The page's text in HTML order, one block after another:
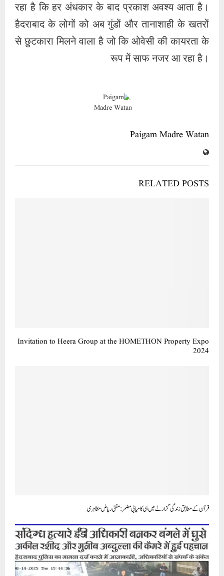
रहा है कि हर अंधकार के बाद प्रकाश अवश्य आता है।
हैदराबाद के लोगों को अब गुंडों और तानाशाही के खतरों
से छुटकारा मिलने वाला है जो कि ओवेसी की कायरता के
रूप में साफ नजर आ रहा है।
Paigam Madre Watan
RELATED POSTS
Invitation to Heera Group at the HOMETHON Property Expo
2024
قرآن کے مطابق زندگی گزارنے میں ہی کامیابی مضمر:مفتی ریاض مظاہری